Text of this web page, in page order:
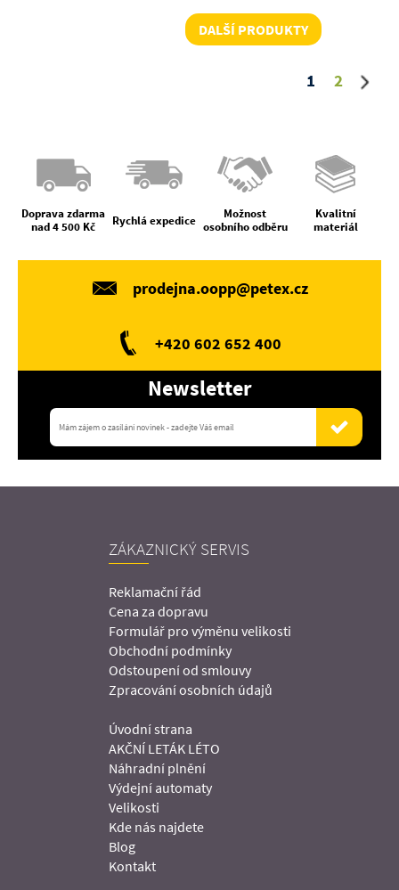
DALŠÍ PRODUKTY
1 2
Doprava zdarma
nad 4 500 Kč
Rychlá expedice
Možnost
osobního odběru
Kvalitní
materiál
prodejna.oopp@petex.cz
+420 602 652 400
Newsletter
ZÁKAZNICKÝ SERVIS
Reklamační řád
Cena za dopravu
Formulář pro výměnu velikosti
Obchodní podmínky
Odstoupení od smlouvy
Zpracování osobních údajů
Úvodní strana
AKČNÍ LETÁK LÉTO
Náhradní plnění
Výdejní automaty
Velikosti
Kde nás najdete
Blog
Kontakt